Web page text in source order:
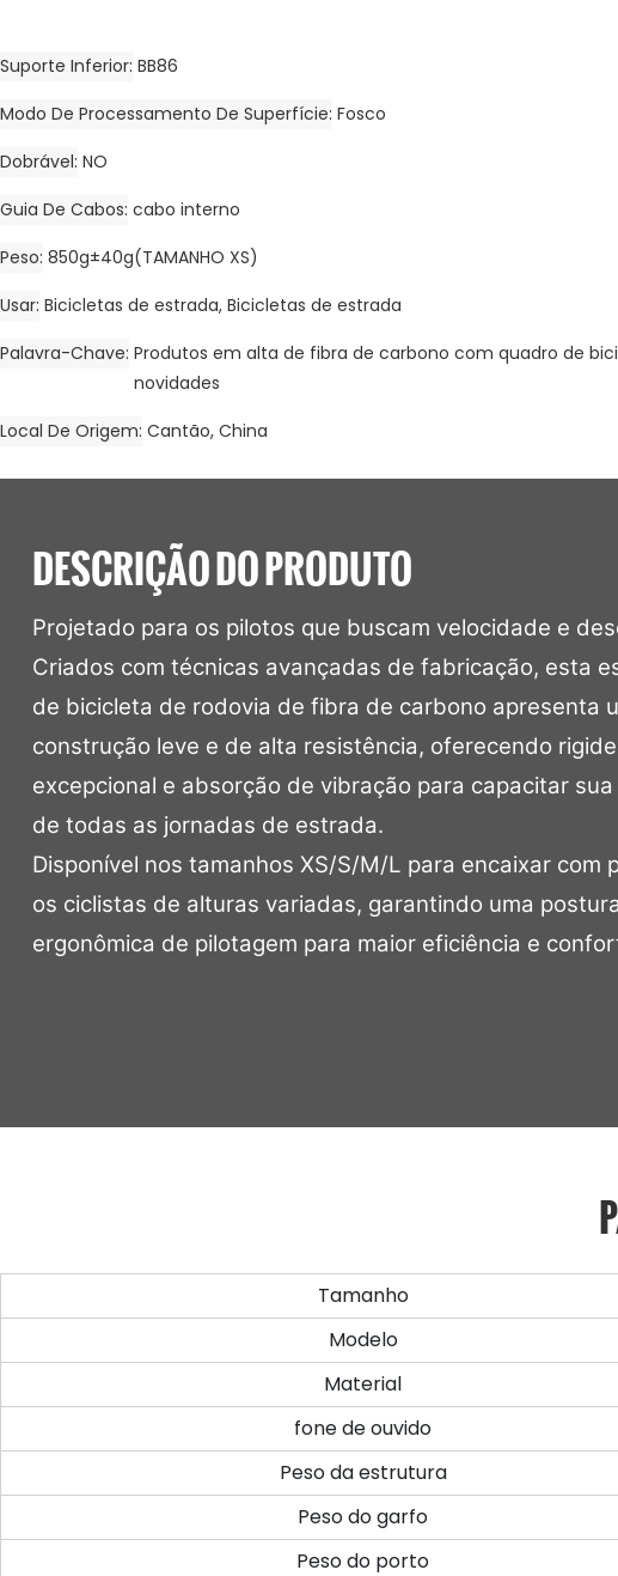
Suporte Inferior BB86
Modo De Processamento De Superfície Fosco
Dobrável NO
Guia De Cabos cabo interno
Peso 850g±40g(TAMANHO XS)
Usar Bicicletas de estrada, Bicicletas de estrada
Palavra-Chave Produtos em alta de fibra de carbono com quadro de
novidades
Local De Origem Cantão, China
DESCRIÇÃO DO PRODUTO
Projetado para os pilotos que buscam velocidade e
Criados com técnicas avançadas de fabricação, esta
de bicicleta de rodovia de fibra de carbono apresenta
construção leve e de alta resistência, oferecendo
excepcional e absorção de vibração para capacitar
de todas as jornadas de estrada.
Disponível nos tamanhos XS/S/M/L para encaixar com
os ciclistas de alturas variadas, garantindo uma postura
ergonômica de pilotagem para maior eficiência e
Tamanho
Modelo
Material
fone de ouvido
Peso da estrutura
Peso do garfo
Peso do porto